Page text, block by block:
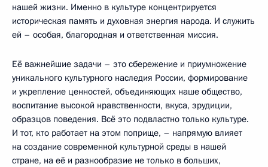
нашей жизни. Именно в культуре концентрируется
историческая память и духовная энергия народа. И служить
ей – особая, благородная и ответственная миссия.
Её важнейшие задачи – это сбережение и приумножение
уникального культурного наследия России, формирование
и укрепление ценностей, объединяющих наше общество,
воспитание высокой нравственности, вкуса, эрудиции,
образцов поведения. Всё это подвластно только культуре.
И тот, кто работает на этом поприще, – напрямую влияет
на создание современной культурной среды в нашей
стране, на её и разнообразие не только в больших,